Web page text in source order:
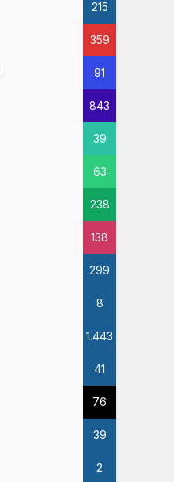
215
359
91
843
39
63
238
138
299
8
1.443
41
76
39
2